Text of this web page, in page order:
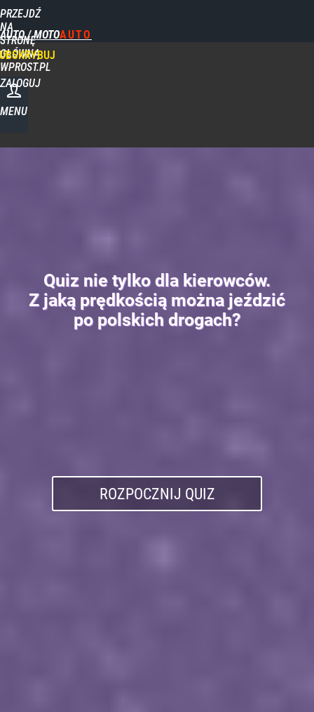
PRZEJDŹ
NA
STRONĘ
GŁÓWNĄ
WPROST.PL
AUTO / MOTO
ZALOGUJ
MENU
Quiz nie tylko dla kierowców.
Z jaką prędkością można jeździć
po polskich drogach?
ROZPOCZNIJ QUIZ